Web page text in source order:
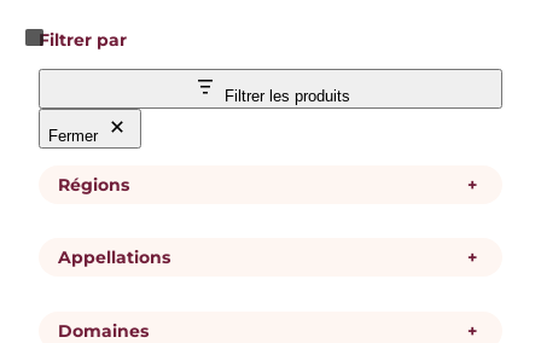
Filtrer par
Filtrer les produits
Fermer
Régions +
R Loire
Appellations +
A Pouilly-Fumé
Domaines +